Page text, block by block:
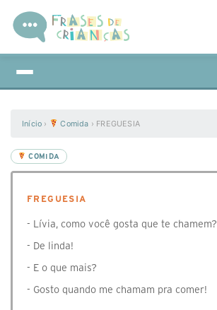
Início › Comida › FREGUESIA
COMIDA
FREGUESIA
- Lívia, como você gosta que te chamem?
- De linda!
- E o que mais?
- Gosto quando me chamam pra comer!